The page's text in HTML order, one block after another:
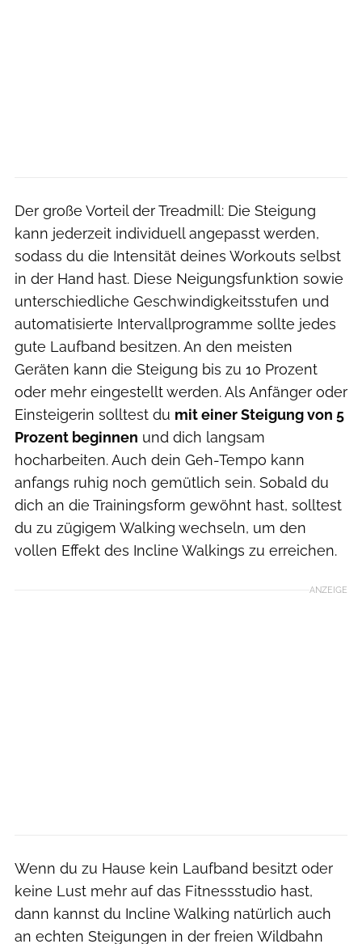
Der große Vorteil der Treadmill: Die Steigung
kann jederzeit individuell angepasst werden,
sodass du die Intensität deines Workouts selbst
in der Hand hast. Diese Neigungsfunktion sowie
unterschiedliche Geschwindigkeitsstufen und
automatisierte Intervallprogramme sollte jedes
gute Laufband besitzen. An den meisten
Geräten kann die Steigung bis zu 10 Prozent
oder mehr eingestellt werden. Als Anfänger oder
Einsteigerin solltest du mit einer Steigung von 5
Prozent beginnen und dich langsam
hocharbeiten. Auch dein Geh-Tempo kann
anfangs ruhig noch gemütlich sein. Sobald du
dich an die Trainingsform gewöhnt hast, solltest
du zu zügigem Walking wechseln, um den
vollen Effekt des Incline Walkings zu erreichen.
ANZEIGE
Wenn du zu Hause kein Laufband besitzt oder
keine Lust mehr auf das Fitnessstudio hast,
dann kannst du Incline Walking natürlich auch
an echten Steigungen in der freien Wildbahn